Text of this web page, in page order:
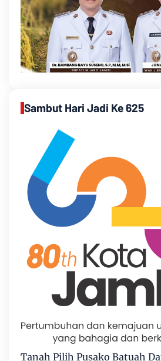
Sambut Hari Jadi Ke 625
Tanah Pilih Pusako Batuah